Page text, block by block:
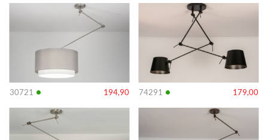
30721 • 194,90
Info
74291 • 179,00
Info
Info Info